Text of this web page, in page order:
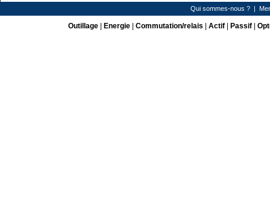
Qui sommes-nous ?|
Outillage| Energie| Commutation/relais Actif| Passif|